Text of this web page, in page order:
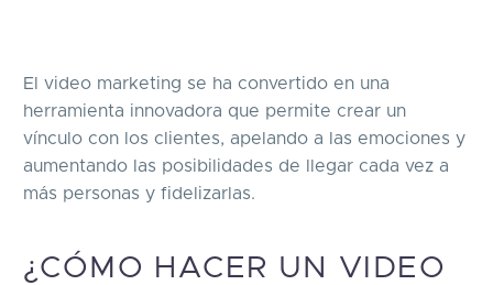
El video marketing se ha convertido en una
herramienta innovadora que permite crear un
vínculo con los clientes, apelando a las emociones y
aumentando las posibilidades de llegar cada vez a
más personas y fidelizarlas.
¿CÓMO HACER UN VIDEO